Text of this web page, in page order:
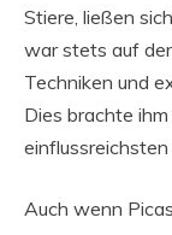
Stiere, ließen
war stets auf
Techniken und
Dies brachte
einflussreichsten
Auch wenn